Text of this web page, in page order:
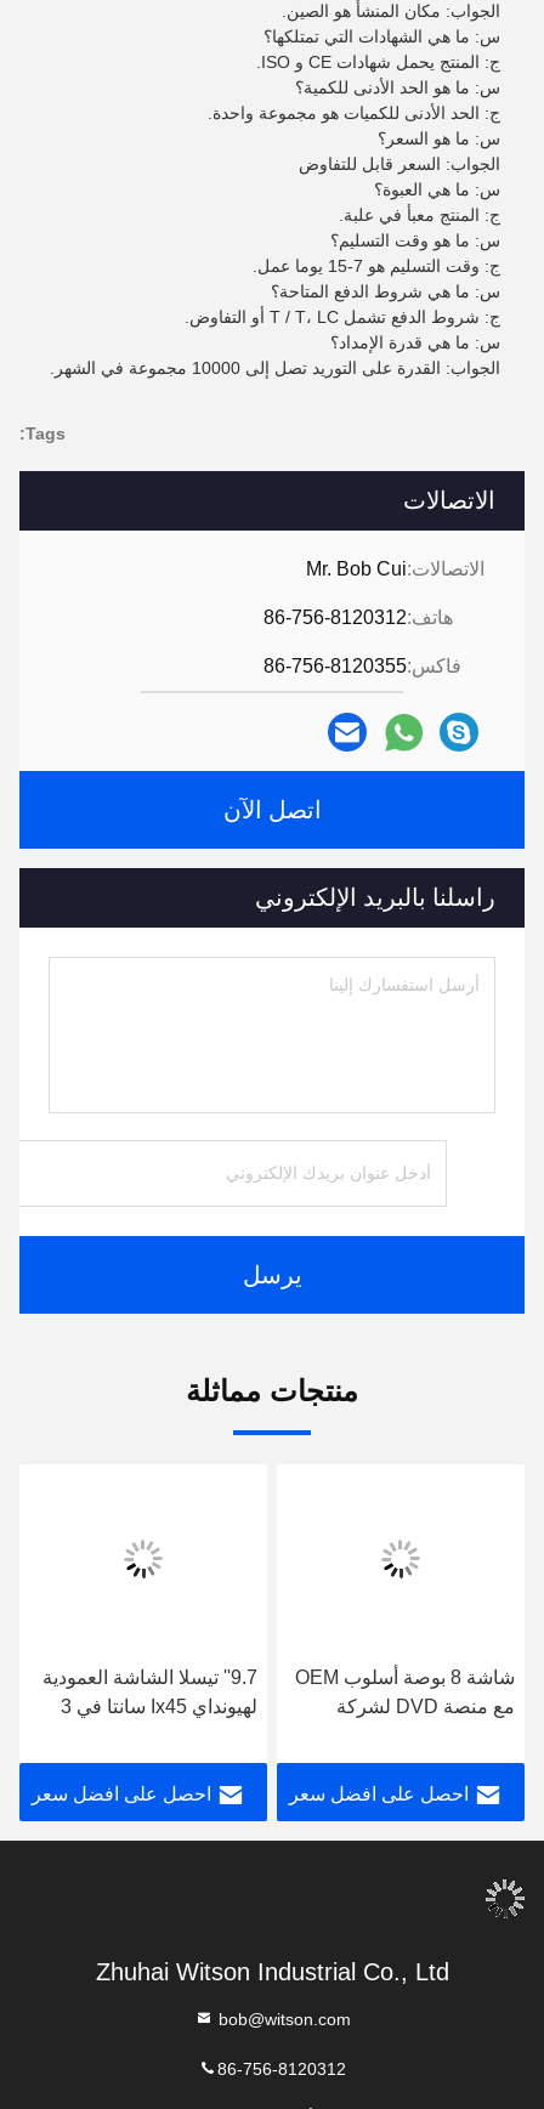
الاتصالات
الاتصالات:Mr. Bob Cui
هاتف:86-756-8120312
فاكس:86-756-8120355
اتصل الآن
راسلنا بالبريد الإلكتروني
يرسل
الجواب: مكان المنشأ هو الصين.
س: ما هي الشهادات التي تمتلكها؟
ج: المنتج يحمل شهادات CE و ISO.
س: ما هو الحد الأدنى للكمية؟
ج: الحد الأدنى للكميات هو مجموعة واحدة.
س: ما هو السعر؟
الجواب: السعر قابل للتفاوض
س: ما هي العبوة؟
ج: المنتج معبأ في علبة.
س: ما هو وقت التسليم؟
ج: وقت التسليم هو 7-15 يوما عمل.
س: ما هي شروط الدفع المتاحة؟
ج: شروط الدفع تشمل T / T، LC أو التفاوض.
س: ما هي قدرة الإمداد؟
الجواب: القدرة على التوريد تصل إلى 10000 مجموعة في الشهر.
Tags:
منتجات مماثلة
شاشة 8 بوصة أسلوب OEM
مع منصة DVD لشركة
2013-2016 أندرويد ستيريو
السيارةاحصل على افضل سعر
9.7'' تيسلا الشاشة العمودية
لهيونداي Ix45 سانتا في 3
المتعددة للسيارات الروبوت
احصل على افضل سعر
Zhuhai Witson Industrial Co., Ltd
bob@witson.com
86-756-8120312